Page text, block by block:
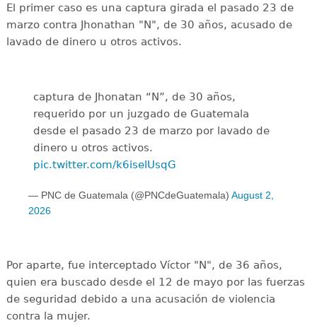
El primer caso es una captura girada el pasado 23 de
marzo contra Jhonathan "N", de 30 años, acusado de
lavado de dinero u otros activos.
captura de Jhonatan “N”, de 30 años,
requerido por un juzgado de Guatemala
desde el pasado 23 de marzo por lavado de
dinero u otros activos.
pic.twitter.com/k6iselUsqG
— PNC de Guatemala (@PNCdeGuatemala) August 2,
2026
Por aparte, fue interceptado Víctor "N", de 36 años,
quien era buscado desde el 12 de mayo por las fuerzas
de seguridad debido a una acusación de violencia
contra la mujer.